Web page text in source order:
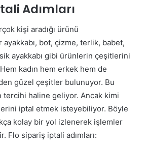
Adımları
kişi aradığı ürünü
bot, çizme, terlik, babet,
ayakkabı gibi ürünlerin çeşitlerini
kadın hem erkek hem de
güzel çeşitler bulunuyor. Bu
haline geliyor. Ancak kimi
iptal etmek isteyebiliyor. Böyle
kolay bir yol izlenerek işlemler
Flo sipariş iptali adımları: